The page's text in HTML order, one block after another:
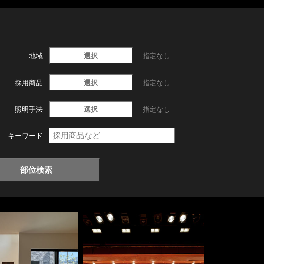
地域 選択 指定なし
採用商品 選択 指定なし
照明手法 選択 指定なし
キーワード
部位検索